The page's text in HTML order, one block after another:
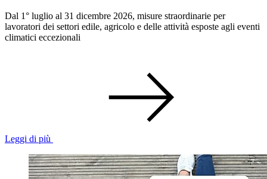
Dal 1° luglio al 31 dicembre 2026, misure straordinarie per
lavoratori dei settori edile, agricolo e delle attività esposte agli eventi
climatici eccezionali
Leggi di più